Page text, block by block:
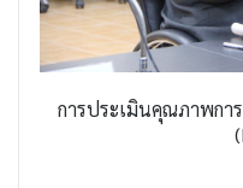
การประเมินคุณภาพกา